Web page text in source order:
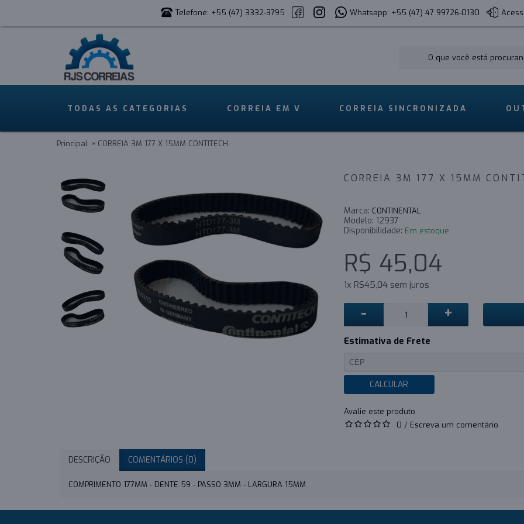
Telefone: +55 (47) 3332-3795 Whatsapp: +55 (47) 47 99726-0130
TODAS AS CATEGORIAS CORREIA EM V CORREIA SINCRONIZADA
Principal CORREIA 3M 177 X 15MM CONTITECH
CORREIA 3M 177 X 15MM
Marca: CONTINENTAL
Modelo: 12937
Disponibilidade: Em estoque
R$ 45,04
1x R$45,04 sem juros
- +
Estimativa de Frete
CALCULAR
0 / Escreva um comentário
DESCRIÇÃO COMENTÁRIOS (0)
COMPRIMENTO 177MM - DENTE 59 - PASSO 3MM - LARGURA 15MM